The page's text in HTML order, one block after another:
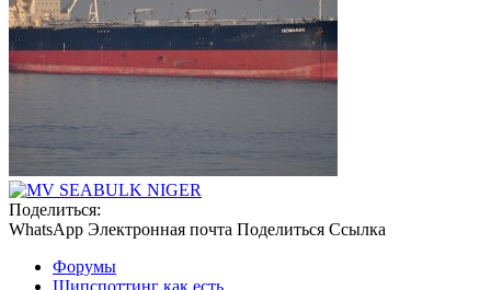
Поделиться:
WhatsApp Электронная почта Поделиться Ссылка
Форумы